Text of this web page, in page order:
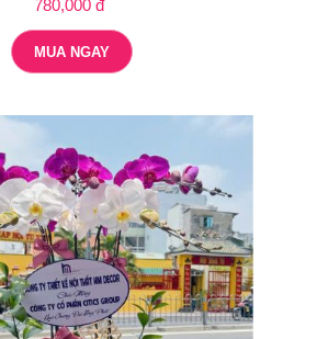
780,000 đ
MUA NGAY